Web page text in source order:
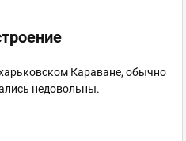
Караване, обычно
недовольны.